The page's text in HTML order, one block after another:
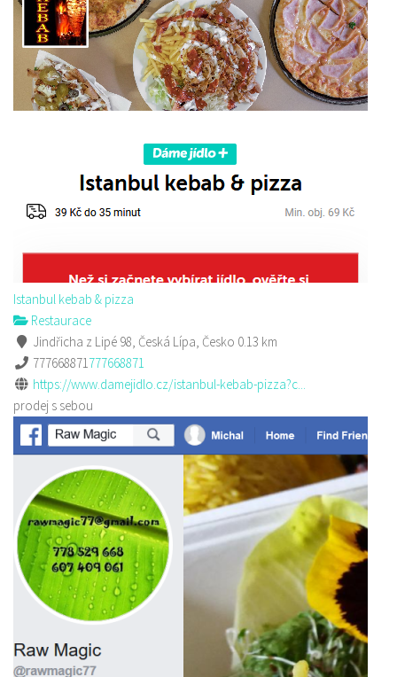
Istanbul kebab & pizza
Restaurace
Jindřicha z Lipé 98, Česká Lípa, Česko 0.13 km
777668871777668871
https://www.damejidlo.cz/istanbul-kebab-pizza?c...
prodej s sebou